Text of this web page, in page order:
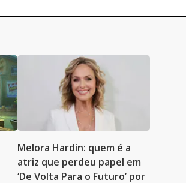
Melora Hardin: quem é a
atriz que perdeu papel em
‘De Volta Para o Futuro’ por